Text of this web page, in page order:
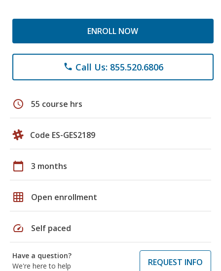
ENROLL NOW
phone Call Us: 855.520.6806
schedule 55 course hrs
Code ES-GES2189
calendar_today 3 months
grid_on Open enrollment
speed Self paced
Have a question?
We're here to help
REQUEST INFO